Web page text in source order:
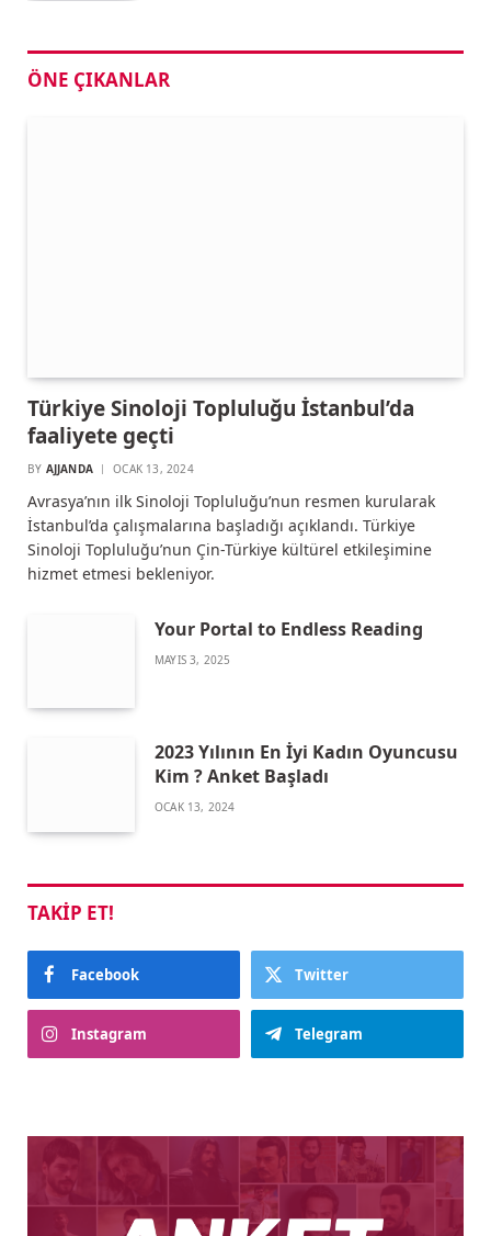
ÖNE ÇIKANLAR
Türkiye Sinoloji Topluluğu İstanbul’da
faaliyete geçti
BY AJJANDA OCAK 13, 2024
Avrasya’nın ilk Sinoloji Topluluğu’nun resmen kurularak
İstanbul’da çalışmalarına başladığı açıklandı. Türkiye
Sinoloji Topluluğu’nun Çin-Türkiye kültürel etkileşimine
hizmet etmesi bekleniyor.
Your Portal to Endless Reading
MAYIS 3, 2025
2023 Yılının En İyi Kadın Oyuncusu
Kim ? Anket Başladı
OCAK 13, 2024
TAKIP ET!
Facebook Twitter
Instagram Telegram